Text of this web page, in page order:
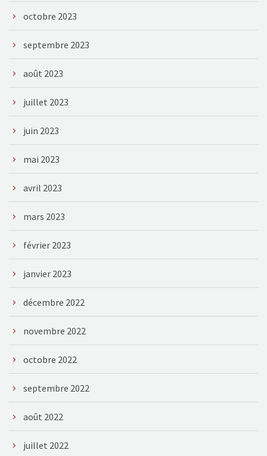
octobre 2023
septembre 2023
août 2023
juillet 2023
juin 2023
mai 2023
avril 2023
mars 2023
février 2023
janvier 2023
décembre 2022
novembre 2022
octobre 2022
septembre 2022
août 2022
juillet 2022